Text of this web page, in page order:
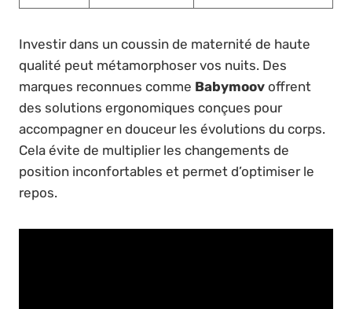
Investir dans un coussin de maternité de haute
qualité peut métamorphoser vos nuits. Des
marques reconnues comme Babymoov offrent
des solutions ergonomiques conçues pour
accompagner en douceur les évolutions du corps.
Cela évite de multiplier les changements de
position inconfortables et permet d’optimiser le
repos.